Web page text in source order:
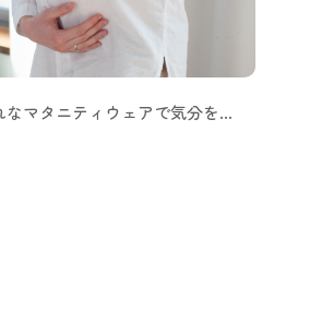
なマタニティウェアで気分を…